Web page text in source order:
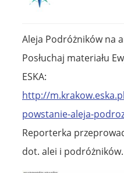
Aleja Podróżników na
Posłuchaj materiału
ESKA:
http://
powstanie-aleja-
Reporterka
dot. alei i